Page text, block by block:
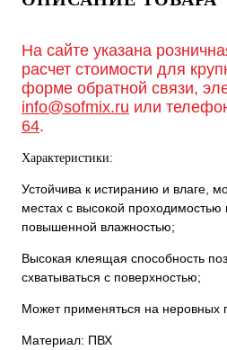
На сайте указана
расчет стоимости для
форме обратной связи,
info@sofmix.ru или
64.
Характеристики:
Устойчива к истиранию и влаге,
местах с высокой
повышенной влажностью;
Высокая клеящая способность
схватываться с поверхностью;
Может применяться на неровных
Материал: ПВХ